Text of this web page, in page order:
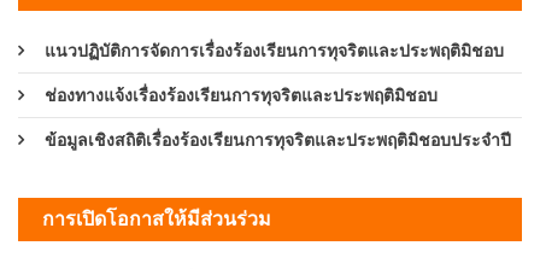
แนวปฏิบัติการจัดการเรื่องร้องเรียนการทุจริตและประพฤติมิชอบ
ช่องทางแจ้งเรื่องร้องเรียนการทุจริตและประพฤติมิชอบ
ข้อมูลเชิงสถิติเรื่องร้องเรียนการทุจริตและประพฤติมิชอบประจำปี
การเปิดโอกาสให้มีส่วนร่วม